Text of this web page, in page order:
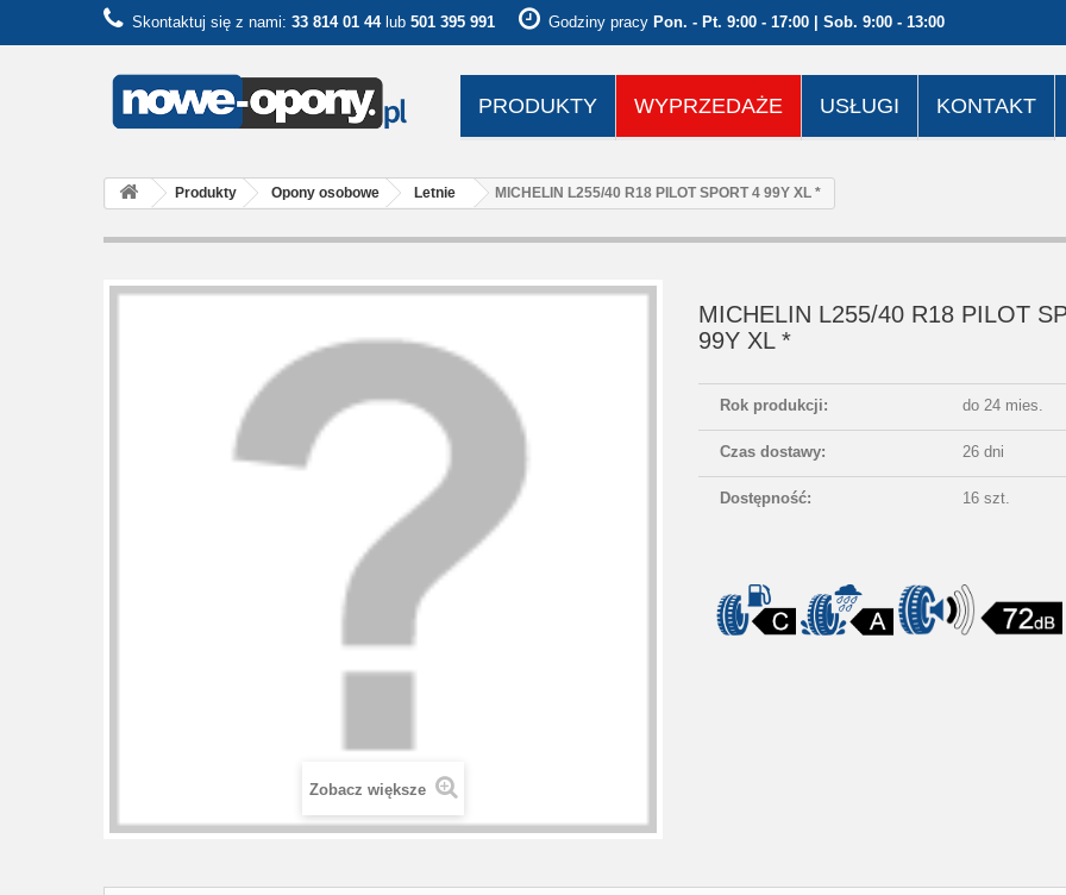
Skontaktuj się z nami: 33 814 01 44lub 501 395 991 Godziny pracy Pon. - Pt. 9:00 - 17:00 | Sob. 9:00 - 13:00
PRODUKTY WYPRZEDAŻE USŁUGI KONTAKT
Produkty Opony osobowe Letnie MICHELIN L255/40 R18 PILOT SPORT 4 99Y XL *
Zobacz większe
MICHELIN L255/40 R18 PILOT
99Y XL *
Rok produkcji: do 24 mies.
Czas dostawy: 26 dni
Dostępność: 16 szt.